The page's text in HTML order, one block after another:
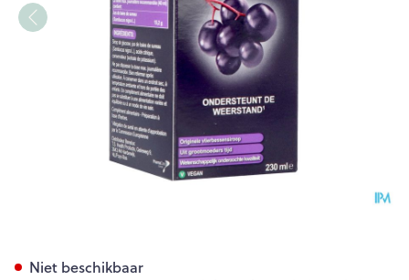
Niet beschikbaar